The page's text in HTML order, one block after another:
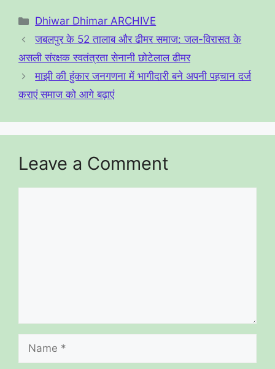
l
gr
a
m
e
b
o
o
k
e
Categories
Dhiwar Dhimar ARCHIVE
जबलपुर के 52 तालाब और ढीमर समाज: जल-विरासत के
असली संरक्षक स्वतंत्रता सेनानी छोटेलाल ढीमर
माझी की हुंकार जनगणना में भागीदारी बने अपनी पहचान दर्ज
कराएं समाज को आगे बढ़ाएं
Leave a Comment
Name